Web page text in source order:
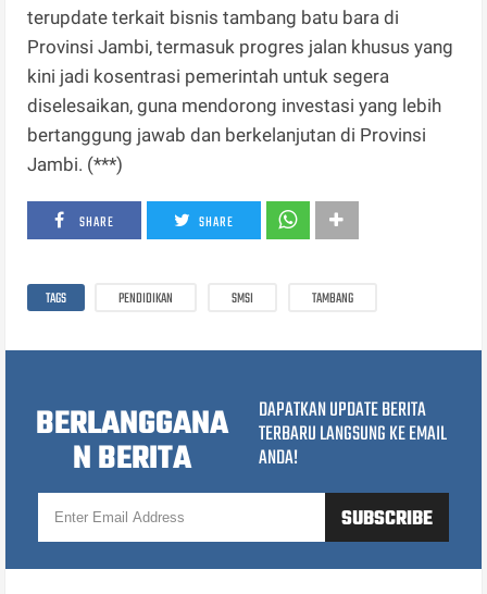
terupdate terkait bisnis tambang batu bara di
Provinsi Jambi, termasuk progres jalan khusus yang
kini jadi kosentrasi pemerintah untuk segera
diselesaikan, guna mendorong investasi yang lebih
bertanggung jawab dan berkelanjutan di Provinsi
Jambi. (***)
SHARE SHARE
TAGS PENDIDIKAN SMSI TAMBANG
BERLANGGANA
N BERITA
DAPATKAN UPDATE BERITA
TERBARU LANGSUNG KE EMAIL
ANDA!